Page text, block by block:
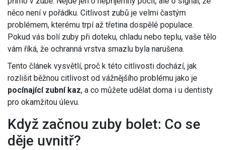
něco není v pořádku. Citlivost zubů je velmi častým
problémem, kterému trpí až třetina dospělé populace.
Pokud vás bolí zuby při doteku, chladu nebo teplu, vaše tělo
vám říká, že ochranná vrstva smazlu byla narušena.
Tento článek vysvětlí, proč k této citlivosti dochází, jak
rozlišit běžnou citlivost od vážnějšího problému jako je
pocínající zubní kaz, a co můžete udělat doma i u dentisty
pro okamžitou úlevu.
Když začnou zuby bolet: Co se
děje uvnitř?